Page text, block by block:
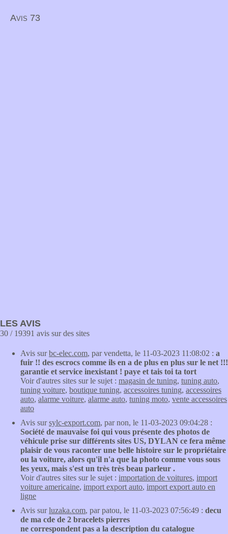
Avis 73
LES AVIS
30 / 19391 avis sur des sites
Avis surbc-elec.com, par vendetta, le 11-03-2023 11:08:02 : a
fuir !! des escrocs comme ils en a de plus en plus sur le net !!!
garantie et service inexistant ! paye et tais toi ta tort
Voir d'autres sites sur le sujet : magasin de tuning, tuning auto,
tuning voiture, boutique tuning, accessoires tuning, accessoires
auto, alarme voiture, alarme auto, tuning moto, vente accessoires
auto
Avis sursylc-export.com, par non, le 11-03-2023 09:04:28 :
Société de mauvaise foi qui vous présente des photos de
véhicule prise sur différents sites US, DYLAN ce fera même
plaisir de vous raconter une belle histoire sur le propriétaire
ou la voiture, alors qu'il n'a que la photo comme vous sous
les yeux, mais s'est un très très beau parleur .
Voir d'autres sites sur le sujet : importation de voitures, import
voiture americaine, import export auto, import export auto en
ligne
Avis surluzaka.com, par patou, le 11-03-2023 07:56:49 : decu
de ma cde de 2 bracelets pierres
ne correspondent pas a la description du catalogue